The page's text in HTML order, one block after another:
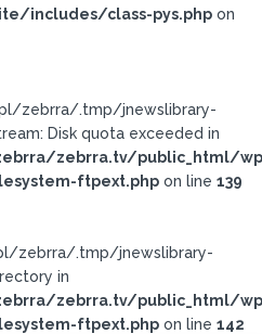
includes/class-pys.php on
zebrra/.tmp/jnewslibrary-
Disk quota exceeded in
zebrra.tv/public_html/
ftpext.php on line 139
zebrra/.tmp/jnewslibrary-
in
zebrra.tv/public_html/
ftpext.php on line 142